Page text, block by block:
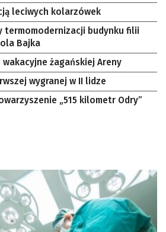
leciwych kolarzówek
termomodernizacji budynku filii
Bajka
żagańskiej Areny
wygranej w II lidze
„515 kilometr Odry”